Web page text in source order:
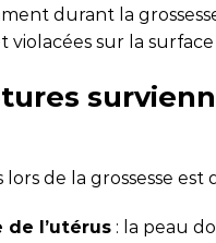
durant la
violacées sur la
de la grossesse est
de l’utérus: la peau